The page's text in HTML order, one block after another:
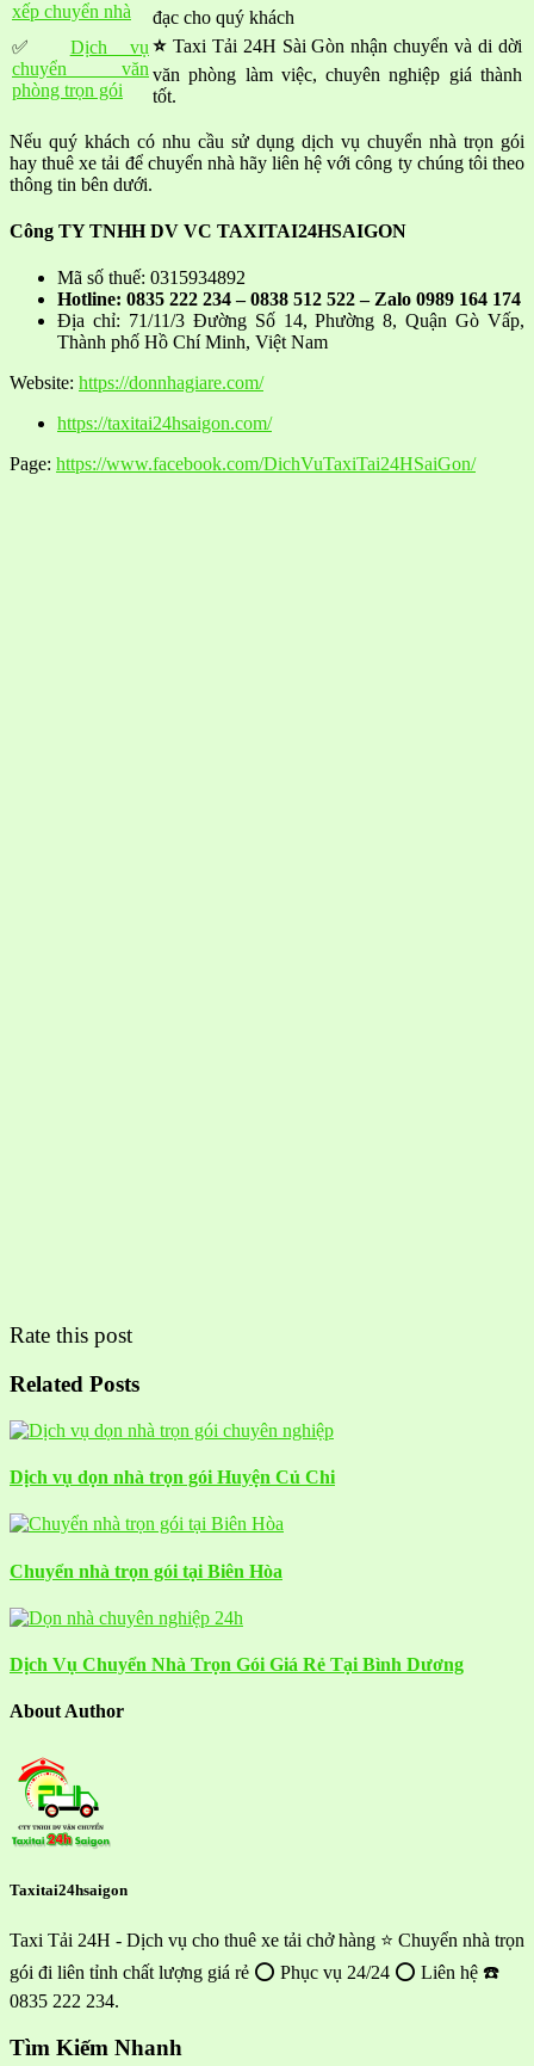
xếp chuyển nhà
đạc cho quý khách
✅ Dịch vụ
chuyển văn
phòng trọn gói
⭐ Taxi Tải 24H Sài Gòn nhận chuyển và di dời
văn phòng làm việc, chuyên nghiệp giá thành
tốt.
Nếu quý khách có nhu cầu sử dụng dịch vụ chuyển nhà trọn gói
hay thuê xe tải để chuyển nhà hãy liên hệ với công ty chúng tôi theo
thông tin bên dưới.
Công TY TNHH DV VC TAXITAI24HSAIGON
Mã số thuế: 0315934892
Hotline: 0835 222 234 – 0838 512 522 – Zalo 0989 164 174
Địa chỉ: 71/11/3 Đường Số 14, Phường 8, Quận Gò Vấp,
Thành phố Hồ Chí Minh, Việt Nam
Website: https://donnhagiare.com/
https://taxitai24hsaigon.com/
Page: https://www.facebook.com/DichVuTaxiTai24HSaiGon/
Rate this post
Related Posts
Dịch vụ dọn nhà trọn gói Huyện Củ Chi
Chuyển nhà trọn gói tại Biên Hòa
Dịch Vụ Chuyển Nhà Trọn Gói Giá Rẻ Tại Bình Dương
About Author
Taxitai24hsaigon
Taxi Tải 24H - Dịch vụ cho thuê xe tải chở hàng ⭐ Chuyển nhà trọn
gói đi liên tỉnh chất lượng giá rẻ ⭕ Phục vụ 24/24 ⭕ Liên hệ ☎️
0835 222 234.
Tìm Kiếm Nhanh